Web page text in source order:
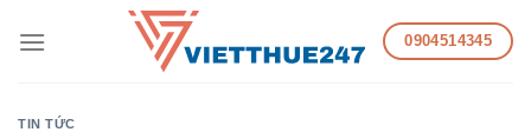
0904514345
TIN TỨC